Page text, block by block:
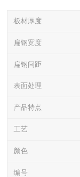
板材厚度
扁钢宽度
扁钢间距
表面处理
产品特点
工艺
颜色
编号